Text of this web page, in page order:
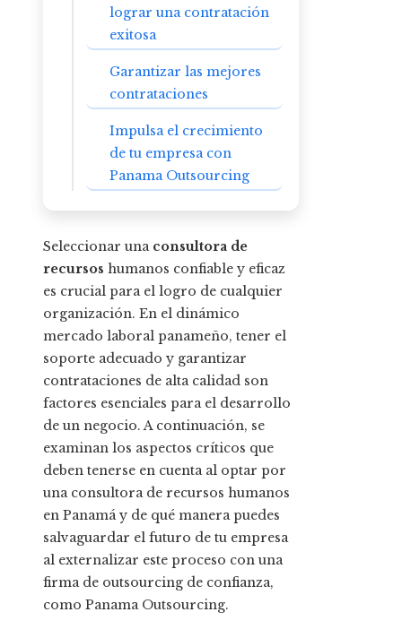
lograr una contratación
exitosa
Garantizar las mejores
contrataciones
Impulsa el crecimiento
de tu empresa con
Panama Outsourcing
Seleccionar una consultora de
recursos humanos confiable y eficaz
es crucial para el logro de cualquier
organización. En el dinámico
mercado laboral panameño, tener el
soporte adecuado y garantizar
contrataciones de alta calidad son
factores esenciales para el desarrollo
de un negocio. A continuación, se
examinan los aspectos críticos que
deben tenerse en cuenta al optar por
una consultora de recursos humanos
en Panamá y de qué manera puedes
salvaguardar el futuro de tu empresa
al externalizar este proceso con una
firma de outsourcing de confianza,
como Panama Outsourcing.